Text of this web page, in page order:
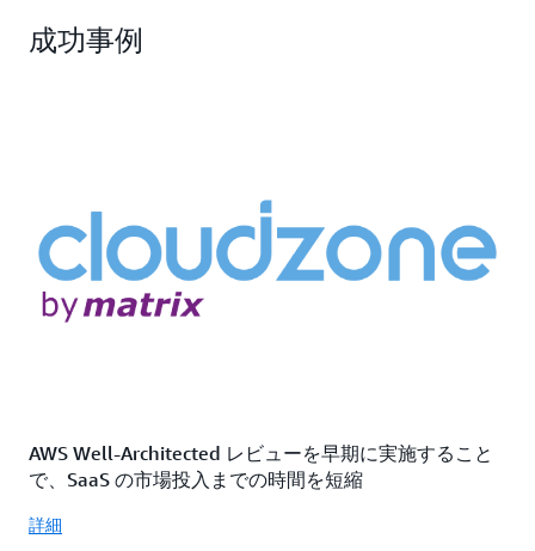
成功事例
AWS Well-Architected レビューを早期に実施すること
で、SaaS の市場投入までの時間を短縮
詳細